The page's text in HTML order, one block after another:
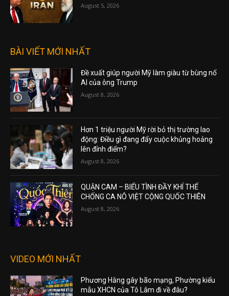
August 5, 2026
BÀI VIẾT MỚI NHẤT
Đề xuất giúp người Mỹ làm giàu từ bùng nổ
AI của ông Trump
August 8, 2026
Hơn 1 triệu người Mỹ rời bỏ thị trường lao
động: Điều gì đang đẩy cuộc khủng hoảng
lên đỉnh điểm?
August 8, 2026
QUẬN CAM – BIỂU TÌNH ĐẦY KHÍ THẾ
CHỐNG CA NÔ VIỆT CỘNG QUỐC THIÊN
August 8, 2026
VIDEO MỚI NHẤT
Phương Hằng gây bão mạng, Phường kiểu
mẫu XHCN của Tô Lâm đi về đâu?